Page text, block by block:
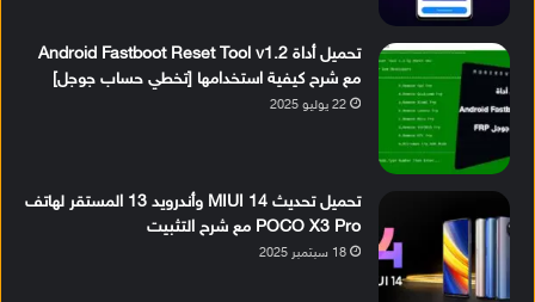
تحميل أداة Android Fastboot Reset Tool v1.2
مع شرح كيفية استخدامها [تخطي حساب جوجل]
22 يوليو 2025
تحميل تحديث MIUI 14 وأندرويد 13 المستقر لهاتف
POCO X3 Pro مع شرح التثبيت
18 سبتمبر 2025